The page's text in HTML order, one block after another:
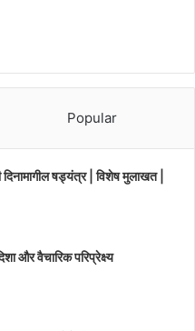
Popular
षड्यंत्र | विशेष मुलाखत |
और वैचारिक परिप्रेक्ष्य